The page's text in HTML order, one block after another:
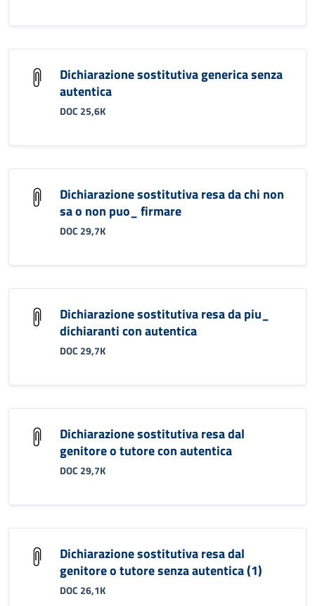
Dichiarazione sostitutiva generica senza
autentica
DOC 25,6K
Dichiarazione sostitutiva resa da chi non
sa o non puo_ firmare
DOC 29,7K
Dichiarazione sostitutiva resa da piu_
dichiaranti con autentica
DOC 29,7K
Dichiarazione sostitutiva resa dal
genitore o tutore con autentica
DOC 29,7K
Dichiarazione sostitutiva resa dal
genitore o tutore senza autentica (1)
DOC 26,1K